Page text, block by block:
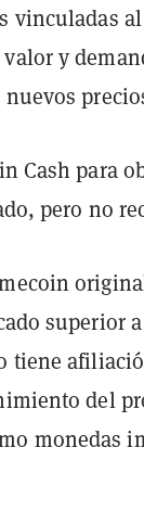
vinculadas
y
Cash para
pero no
superior
tiene
del
monedas